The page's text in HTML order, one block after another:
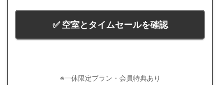
✅ 空室とタイムセールを確認
※一休限定プラン・会員特典あり